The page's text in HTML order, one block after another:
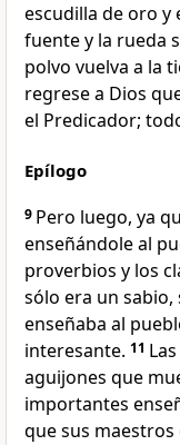
escudilla de oro y
fuente y la rueda
polvo vuelva a la
regrese a Dios
el Predicador;
Epílogo
9 Pero luego, ya
enseñándole al
proverbios y los
sólo era un
enseñaba al
interesante. 11
aguijones que
importantes
que sus